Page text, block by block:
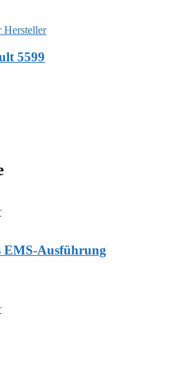
Hersteller
5599
EMS-Ausführung